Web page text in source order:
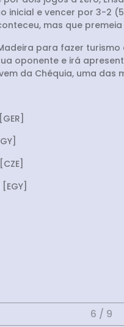
e vencer por 3-2
mas que
para fazer
oponente e irá
da Chéquia, uma
6 / 9